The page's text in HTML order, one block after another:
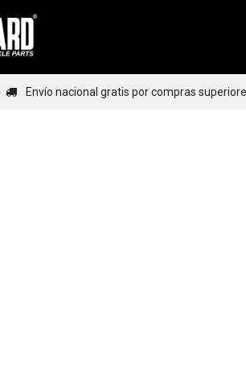
Envío nacional gratis por compras